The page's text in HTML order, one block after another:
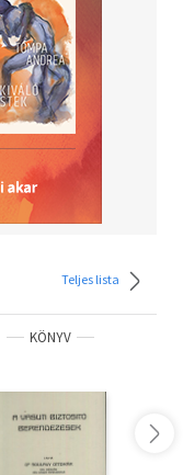
Teljes lista
KÖNYV